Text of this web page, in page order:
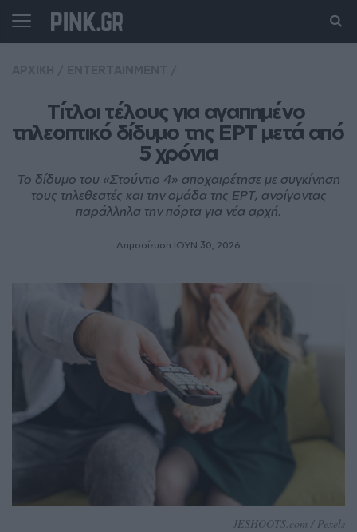
Τίτλοι τέλους για αγαπημένο
τηλεοπτικό δίδυμο της ΕΡΤ μετά από
5 χρόνια
Το δίδυμο του «Στούντιο 4» αποχαιρέτησε με συγκίνηση
τους τηλεθεατές και την ομάδα της ΕΡΤ, ανοίγοντας
παράλληλα την πόρτα για νέα αρχή.
Δημοσίευση ΙΟΥΝ 30, 2026
JESHOOTS.com / Pexels